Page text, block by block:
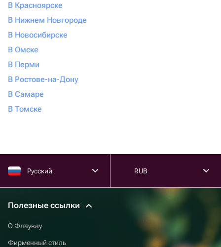
В Красноярске
В Нижнем Новгороде
В Новосибирске
В Омске
В Перми
В Ростове-на-Дону
В Самаре
В Томске
Русский RUB
Полезные ссылки
О Флаувау
Фирменный стиль